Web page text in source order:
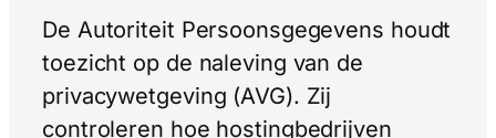
De Autoriteit Persoonsgegevens houdt
toezicht op de naleving van de
privacywetgeving (AVG). Zij
controleren hoe hostingbedrijven